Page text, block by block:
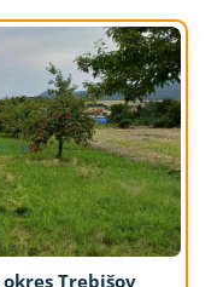
Trebišov